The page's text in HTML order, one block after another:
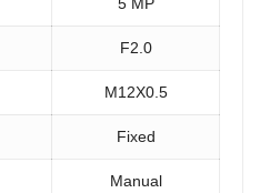
F2.0
M12X0.5
Fixed
Manual